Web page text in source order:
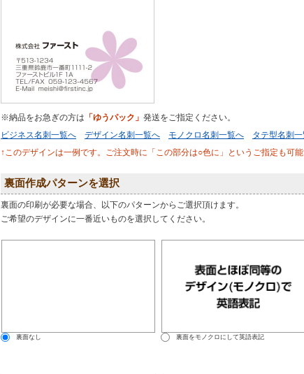
※納品をお急ぎの方は 「ゆうパック」 発送をご指定ください。
ビジネス名刺一覧へ
デザイン名刺一覧へ モノクロ名刺一覧へ タテ型名刺
↑このデザインは一例です。ご注文時に「この部分は○色に」というご指定も可能
裏面作成パターンを選択
裏面の印刷が必要な場合、以下のパターンからご選択頂けます。
ご希望のデザインに一番近いものを選択してください。
裏面なし 裏面をモノクロにして英語表記